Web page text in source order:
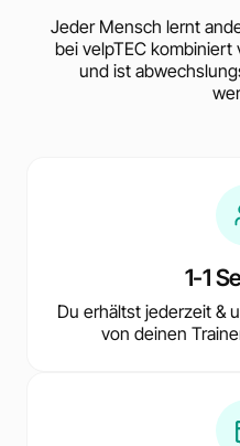
Jeder Mensch lernt
bei velpTEC
und ist
1-1
Du erhältst jederzeit &
von deinen